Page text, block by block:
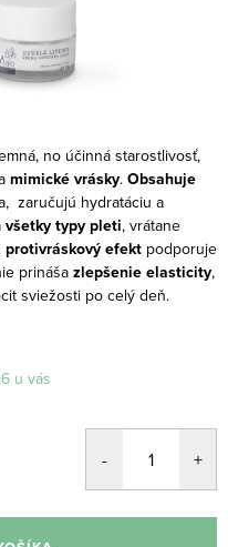
no účinná starostlivosť,
mimické vrásky. Obsahuje
zaručujú hydratáciu a
všetky typy pleti, vrátane
efekt podporuje
prináša zlepšenie elasticity,
sviežosti po celý deň.